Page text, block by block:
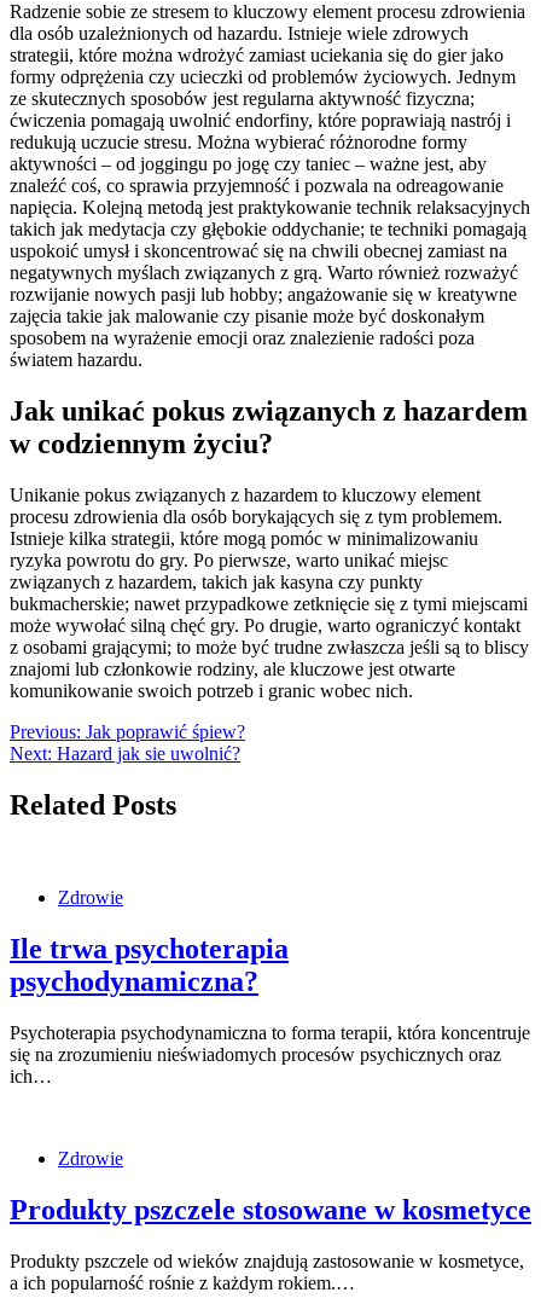
Radzenie sobie ze stresem to kluczowy element procesu zdrowienia
dla osób uzależnionych od hazardu. Istnieje wiele zdrowych
strategii, które można wdrożyć zamiast uciekania się do gier jako
formy odprężenia czy ucieczki od problemów życiowych. Jednym
ze skutecznych sposobów jest regularna aktywność fizyczna;
ćwiczenia pomagają uwolnić endorfiny, które poprawiają nastrój i
redukują uczucie stresu. Można wybierać różnorodne formy
aktywności – od joggingu po jogę czy taniec – ważne jest, aby
znaleźć coś, co sprawia przyjemność i pozwala na odreagowanie
napięcia. Kolejną metodą jest praktykowanie technik relaksacyjnych
takich jak medytacja czy głębokie oddychanie; te techniki pomagają
uspokoić umysł i skoncentrować się na chwili obecnej zamiast na
negatywnych myślach związanych z grą. Warto również rozważyć
rozwijanie nowych pasji lub hobby; angażowanie się w kreatywne
zajęcia takie jak malowanie czy pisanie może być doskonałym
sposobem na wyrażenie emocji oraz znalezienie radości poza
światem hazardu.
Jak unikać pokus związanych z hazardem
w codziennym życiu?
Unikanie pokus związanych z hazardem to kluczowy element
procesu zdrowienia dla osób borykających się z tym problemem.
Istnieje kilka strategii, które mogą pomóc w minimalizowaniu
ryzyka powrotu do gry. Po pierwsze, warto unikać miejsc
związanych z hazardem, takich jak kasyna czy punkty
bukmacherskie; nawet przypadkowe zetknięcie się z tymi miejscami
może wywołać silną chęć gry. Po drugie, warto ograniczyć kontakt
z osobami grającymi; to może być trudne zwłaszcza jeśli są to bliscy
znajomi lub członkowie rodziny, ale kluczowe jest otwarte
komunikowanie swoich potrzeb i granic wobec nich.
Nawigacja
wpisu
Previous: Jak poprawić śpiew?
Next: Hazard jak sie uwolnić?
Related Posts
Zdrowie
Ile trwa psychoterapia
psychodynamiczna?
Psychoterapia psychodynamiczna to forma terapii, która koncentruje
się na zrozumieniu nieświadomych procesów psychicznych oraz
ich…
Zdrowie
Produkty pszczele stosowane w kosmetyce
Produkty pszczele od wieków znajdują zastosowanie w kosmetyce,
a ich popularność rośnie z każdym rokiem.…